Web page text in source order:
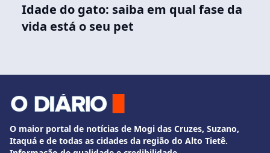
Idade do gato: saiba em qual fase da
vida está o seu pet
O maior portal de notícias de Mogi das Cruzes, Suzano,
Itaquá e de todas as cidades da região do Alto Tietê.